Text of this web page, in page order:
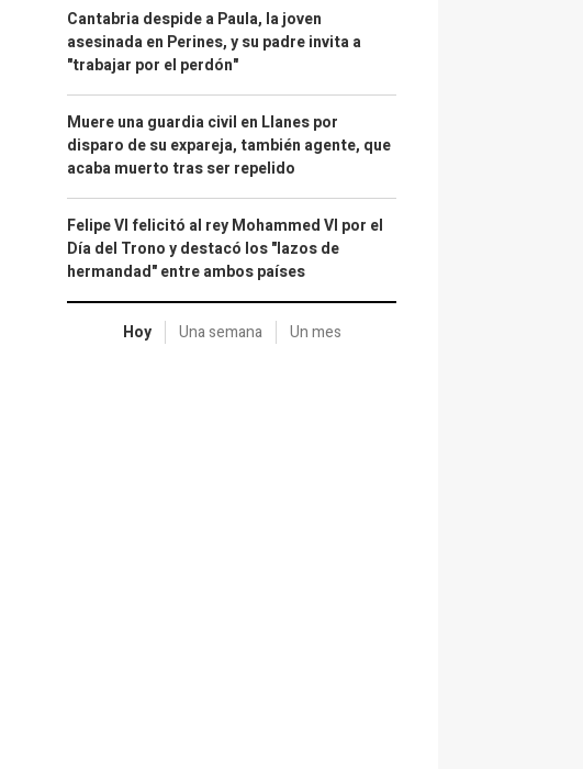
Cantabria despide a Paula, la joven
asesinada en Perines, y su padre invita a
"trabajar por el perdón"
Muere una guardia civil en Llanes por
disparo de su expareja, también agente, que
acaba muerto tras ser repelido
Felipe VI felicitó al rey Mohammed VI por el
Día del Trono y destacó los "lazos de
hermandad" entre ambos países
Hoy Una semana Un mes